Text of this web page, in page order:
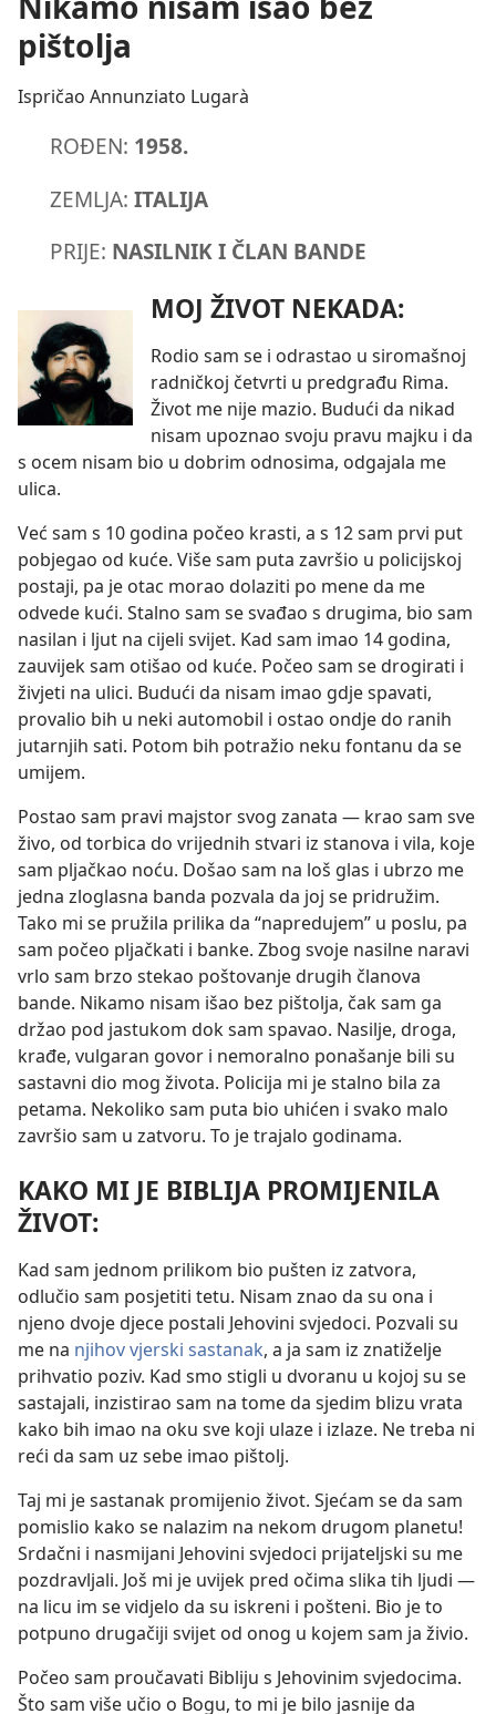
pištolja
Ispričao Annunziato Lugarà
ROĐEN: 1958.
ZEMLJA: ITALIJA
PRIJE: NASILNIK I ČLAN BANDE
MOJ ŽIVOT NEKADA:
Rodio sam se i odrastao u siromašnoj
radničkoj četvrti u predgrađu Rima.
Život me nije mazio. Budući da nikad
nisam upoznao svoju pravu majku i da
s ocem nisam bio u dobrim odnosima, odgajala me
ulica.
Već sam s 10 godina počeo krasti, a s 12 sam prvi put
pobjegao od kuće. Više sam puta završio u policijskoj
postaji, pa je otac morao dolaziti po mene da me
odvede kući. Stalno sam se svađao s drugima, bio sam
nasilan i ljut na cijeli svijet. Kad sam imao 14 godina,
zauvijek sam otišao od kuće. Počeo sam se drogirati i
živjeti na ulici. Budući da nisam imao gdje spavati,
provalio bih u neki automobil i ostao ondje do ranih
jutarnjih sati. Potom bih potražio neku fontanu da se
umijem.
Postao sam pravi majstor svog zanata — krao sam sve
živo, od torbica do vrijednih stvari iz stanova i vila, koje
sam pljačkao noću. Došao sam na loš glas i ubrzo me
jedna zloglasna banda pozvala da joj se pridružim.
Tako mi se pružila prilika da “napredujem” u poslu, pa
sam počeo pljačkati i banke. Zbog svoje nasilne naravi
vrlo sam brzo stekao poštovanje drugih članova
bande. Nikamo nisam išao bez pištolja, čak sam ga
držao pod jastukom dok sam spavao. Nasilje, droga,
krađe, vulgaran govor i nemoralno ponašanje bili su
sastavni dio mog života. Policija mi je stalno bila za
petama. Nekoliko sam puta bio uhićen i svako malo
završio sam u zatvoru. To je trajalo godinama.
KAKO MI JE BIBLIJA PROMIJENILA
ŽIVOT:
Kad sam jednom prilikom bio pušten iz zatvora,
odlučio sam posjetiti tetu. Nisam znao da su ona i
njeno dvoje djece postali Jehovini svjedoci. Pozvali su
me na njihov vjerski sastanak, a ja sam iz znatiželje
prihvatio poziv. Kad smo stigli u dvoranu u kojoj su se
sastajali, inzistirao sam na tome da sjedim blizu vrata
kako bih imao na oku sve koji ulaze i izlaze. Ne treba ni
reći da sam uz sebe imao pištolj.
Taj mi je sastanak promijenio život. Sjećam se da sam
pomislio kako se nalazim na nekom drugom planetu!
Srdačni i nasmijani Jehovini svjedoci prijateljski su me
pozdravljali. Još mi je uvijek pred očima slika tih ljudi —
na licu im se vidjelo da su iskreni i pošteni. Bio je to
potpuno drugačiji svijet od onog u kojem sam ja živio.
Počeo sam proučavati Bibliju s Jehovinim svjedocima.
Što sam više učio o Bogu, to mi je bilo jasnije da